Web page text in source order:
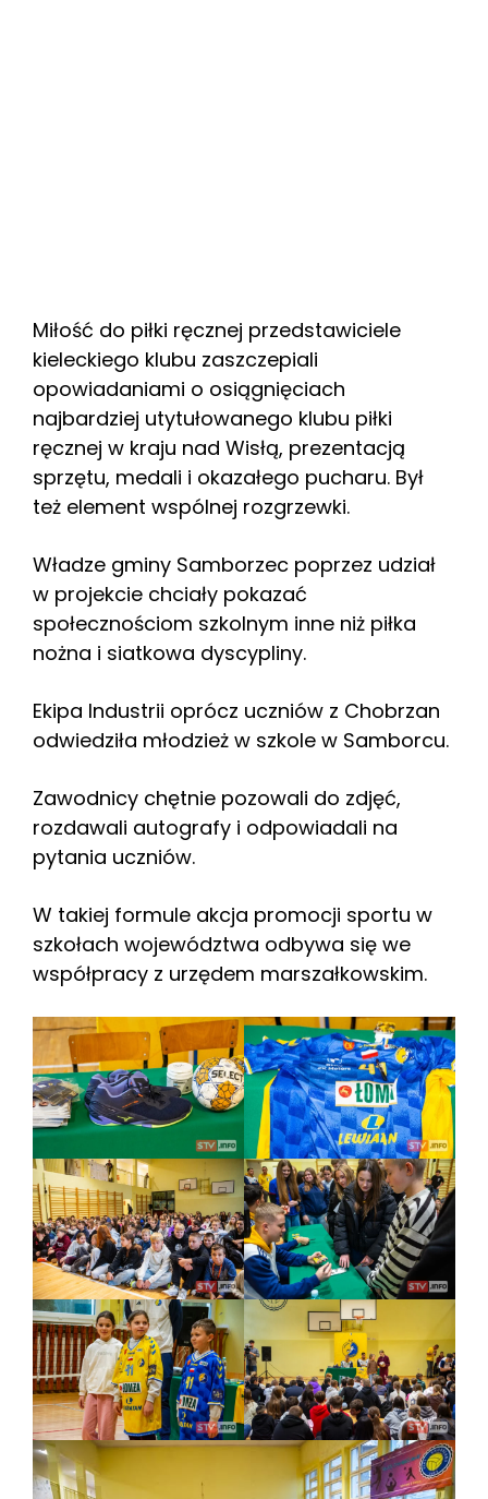
Miłość do piłki ręcznej przedstawiciele
kieleckiego klubu zaszczepiali
opowiadaniami o osiągnięciach
najbardziej utytułowanego klubu piłki
ręcznej w kraju nad Wisłą, prezentacją
sprzętu, medali i okazałego pucharu. Był
też element wspólnej rozgrzewki.
Władze gminy Samborzec poprzez udział
w projekcie chciały pokazać
społecznościom szkolnym inne niż piłka
nożna i siatkowa dyscypliny.
Ekipa Industrii oprócz uczniów z Chobrzan
odwiedziła młodzież w szkole w Samborcu.
Zawodnicy chętnie pozowali do zdjęć,
rozdawali autografy i odpowiadali na
pytania uczniów.
W takiej formule akcja promocji sportu w
szkołach województwa odbywa się we
współpracy z urzędem marszałkowskim.